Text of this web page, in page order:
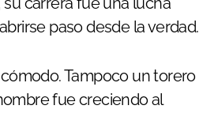
paso desde la verdad.
Tampoco un torero
fue creciendo al